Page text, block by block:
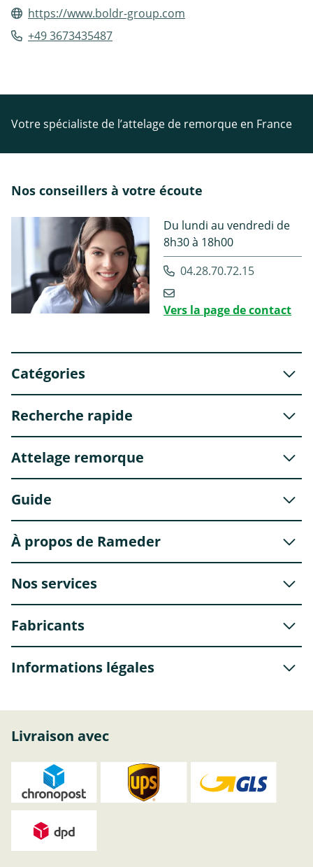
https://www.boldr-group.com
+49 3673435487
Votre spécialiste de l’attelage de remorque en France
Nos conseillers à votre écoute
Du lundi au vendredi de
8h30 à 18h00
04.28.70.72.15
Vers la page de contact
Catégories
Recherche rapide
Attelage remorque
Guide
À propos de Rameder
Nos services
Fabricants
Informations légales
Livraison avec